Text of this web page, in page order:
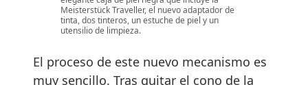
Meisterstück Traveller, el nuevo adaptador de
tinta, dos tinteros, un estuche de piel y un
utensilio de limpieza.
El proceso de este nuevo mecanismo es
muy sencillo. Tras quitar el cono de la